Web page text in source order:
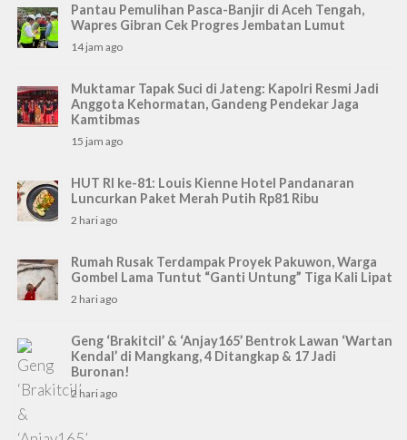
Pantau Pemulihan Pasca-Banjir di Aceh Tengah,
Wapres Gibran Cek Progres Jembatan Lumut
14 jam ago
Muktamar Tapak Suci di Jateng: Kapolri Resmi Jadi
Anggota Kehormatan, Gandeng Pendekar Jaga
Kamtibmas
15 jam ago
HUT RI ke-81: Louis Kienne Hotel Pandanaran
Luncurkan Paket Merah Putih Rp81 Ribu
2 hari ago
Rumah Rusak Terdampak Proyek Pakuwon, Warga
Gombel Lama Tuntut “Ganti Untung” Tiga Kali Lipat
2 hari ago
Geng ‘Brakitcil’ & ‘Anjay165’ Bentrok Lawan ‘Wartan
Kendal’ di Mangkang, 4 Ditangkap & 17 Jadi
Buronan!
2 hari ago